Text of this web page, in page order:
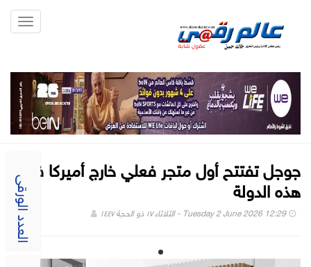
العدد الورقى
جوجل تفتتح أول متجر فعلي خارج أميركا في
هذه الدولة
Tuesday 2 June 2026 12:29 - الثلاثاء ١٧ ذو الحجة ١٤٤٧